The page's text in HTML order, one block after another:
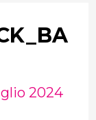
2024